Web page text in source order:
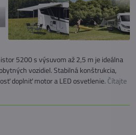
5200 s výsuvom až 2,5 m je ideálna
vozidiel. Stabilná konštrukcia,
doplniť motor a LED osvetlenie. Čítajte